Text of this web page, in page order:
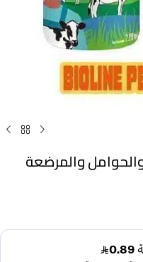
والمرضعة